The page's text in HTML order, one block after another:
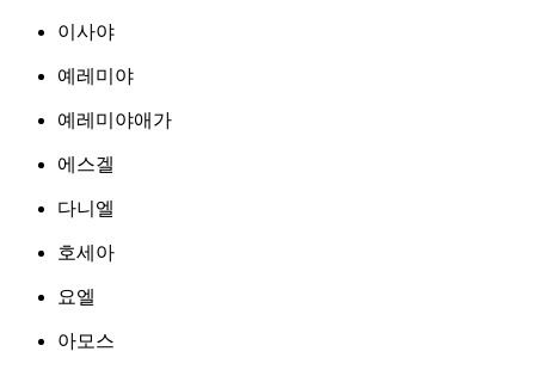
이사야
예레미야
예레미야애가
에스겔
다니엘
호세아
요엘
아모스